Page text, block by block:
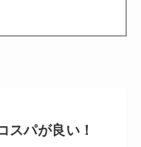
スパが良い！